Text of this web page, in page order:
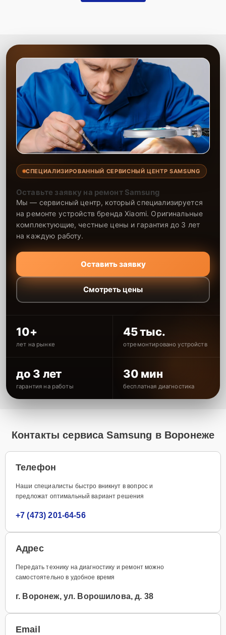
Запчасти в наличии— оригинальные детали и
использованных компонентов.
Сервисный центр предоставляет качественные услуги по ремонту
GPS-модуля, выполняемые высококвалифицированными
мастерами. Все работы проводятся оперативно и с максимальной
точностью, что обеспечивает исправную работу телефона после
ремонта. На все проведенные работы и установленные запчасти
предоставляется гарантия, что подтверждает надежность
ремонта и долговечность телефона. Обратившись к нам, можно
быть уверенным, что устройство снова будет работать без сбоев.
СПЕЦИАЛИЗИРОВАННЫЙ СЕРВИСНЫЙ ЦЕНТР SAMSUNG
Оставьте заявку на ремонт Samsung
Мы — сервисный центр, который специализируется
на ремонте устройств бренда Xiaomi. Оригинальные
комплектующие, честные цены и гарантия до 3 лет
на каждую работу.
Оставить заявку
Смотреть цены
10+
лет на рынке
45 тыс.
отремонтировано устройств
до 3 лет
гарантия на работы
30 мин
бесплатная диагностика
Контакты сервиса Samsung в Воронеже
Телефон
Наши специалисты быстро вникнут в вопрос и
предложат оптимальный вариант решения
+7 (473) 201-64-56
Адрес
Передать технику на диагностику и ремонт можно
самостоятельно в удобное время
г. Воронеж, ул. Ворошилова, д. 38
Email